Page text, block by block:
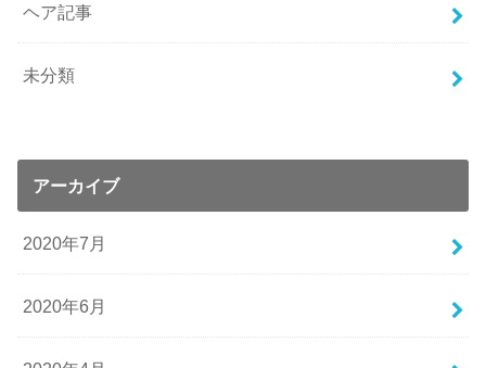
ヘア記事
未分類
アーカイブ
2020年7月
2020年6月